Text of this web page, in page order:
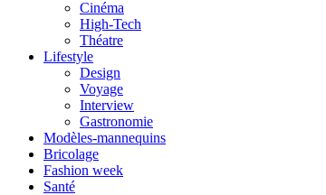
Cinéma
High-Tech
Théatre
Lifestyle
Design
Voyage
Interview
Gastronomie
Modèles-mannequins
Bricolage
Fashion week
Santé